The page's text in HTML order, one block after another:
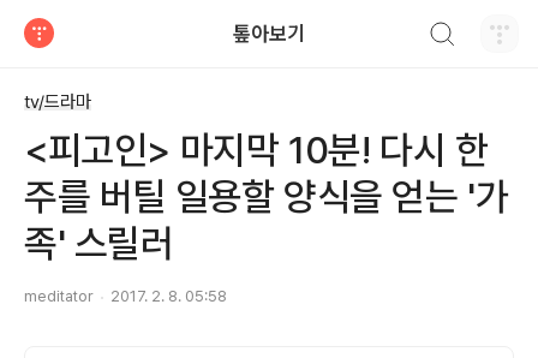
톺아보기
tv/드라마
<피고인> 마지막 10분! 다시 한
주를 버틸 일용할 양식을 얻는 '가
족' 스릴러
meditator 2017. 2. 8. 05:58